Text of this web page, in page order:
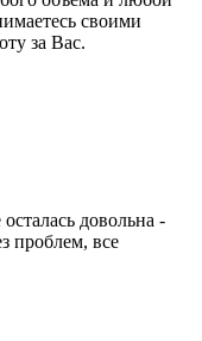
своими
за Вас.
довольна -
проблем, все